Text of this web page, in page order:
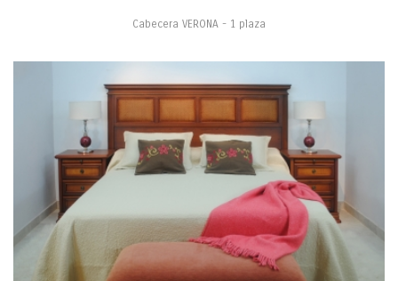
Cabecera VERONA - 1 plaza